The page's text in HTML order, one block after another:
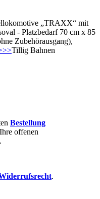
„TRAXX“ mit
- Platzbedarf 70 cm x 85
Zubehörausgang),
Tillig Bahnen
Bestellung
offenen
.
.